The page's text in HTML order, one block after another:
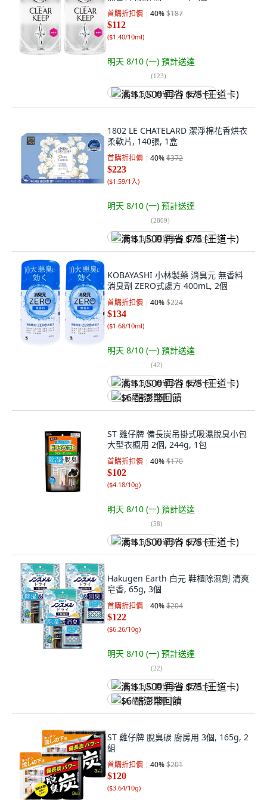
首購折扣價 40%$187
$112
($1.40/10ml)
明天 8/10 (一) 預計送達
(123)
满 $1,500 再省 $75 (王道卡)
1802 LE CHATELARD 潔淨棉花香烘衣
柔軟片, 140張, 1盒
首購折扣價 40%$372
$223
($1.59/1入)
明天 8/10 (一) 預計送達
(2809)
满 $1,500 再省 $75 (王道卡)
KOBAYASHI 小林製藥 消臭元 無香料
消臭劑 ZERO式處方 400mL, 2個
首購折扣價 40%$224
$134
($1.68/10ml)
明天 8/10 (一) 預計送達
(42)
满 $1,500 再省 $75 (王道卡)
$6 酷澎幣回饋
ST 雞仔牌 備長炭吊掛式吸濕脫臭小包
大型衣櫥用 2個, 244g, 1包
首購折扣價 40%$170
$102
($4.18/10g)
明天 8/10 (一) 預計送達
(58)
满 $1,500 再省 $75 (王道卡)
Hakugen Earth 白元 鞋櫃除濕劑 清爽
皂香, 65g, 3個
首購折扣價 40%$204
$122
($6.26/10g)
明天 8/10 (一) 預計送達
(22)
满 $1,500 再省 $75 (王道卡)
$6 酷澎幣回饋
ST 雞仔牌 脫臭碳 廚房用 3個, 165g, 2
組
首購折扣價 40%$201
$120
($3.64/10g)